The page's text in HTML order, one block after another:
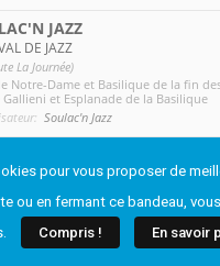
JAZZ
DE JAZZ
La Journée)
Notre-Dame et Basilique de la fin
Gallieni et Esplanade de la Basilique
Soulac'n Jazz
DE JAZZ
La Journée)
Notre-Dame et Basilique de la fin
Gallieni et Esplanade de la Basilique
Soulac'n Jazz
pour vous proposer de
ou en fermant ce bandeau,
Compris ! En savoir